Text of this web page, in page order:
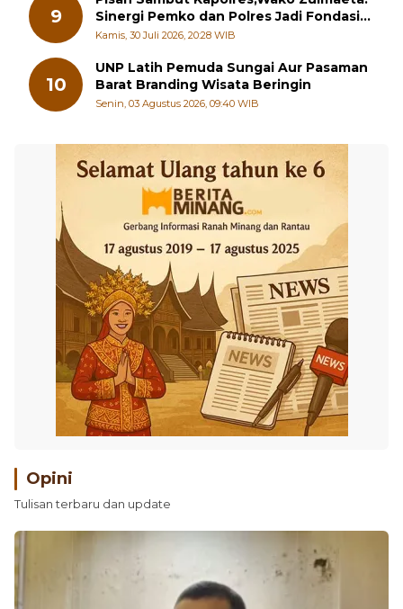
9
Sinergi Pemko dan Polres Jadi Fondasi
Stabilitas Pembangunan
Kamis, 30 Juli 2026, 20:28 WIB
10
UNP Latih Pemuda Sungai Aur Pasaman
Barat Branding Wisata Beringin
Senin, 03 Agustus 2026, 09:40 WIB
Opini
Tulisan terbaru dan update